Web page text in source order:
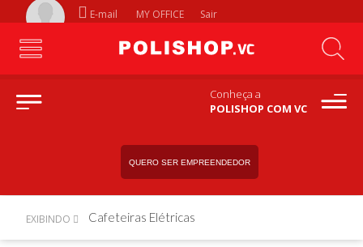
E-mail MY OFFICE Sair
Conheça a
POLISHOP COM VC
QUERO SER EMPREENDEDOR
EXIBINDO Cafeteiras Elétricas